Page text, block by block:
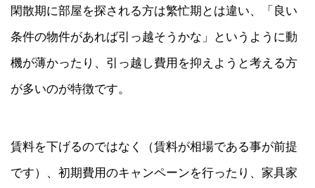
閑散期に部屋を探される方は繁忙期とは違い、「良い
条件の物件があれば引っ越そうかな」というように動
機が薄かったり、引っ越し費用を抑えようと考える方
が多いのが特徴です。
賃料を下げるのではなく（賃料が相場である事が前提
です）、初期費用のキャンペーンを行ったり、家具家